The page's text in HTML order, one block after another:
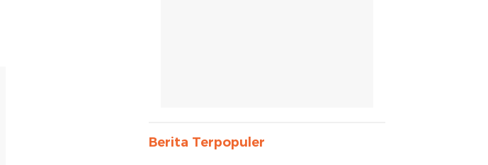
Berita Terpopuler